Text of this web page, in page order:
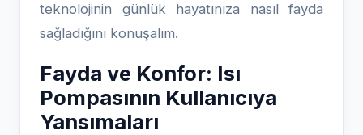
teknolojinin günlük hayatınıza nasıl fayda
sağladığını konuşalım.
Fayda ve Konfor: Isı
Pompasının Kullanıcıya
Yansımaları